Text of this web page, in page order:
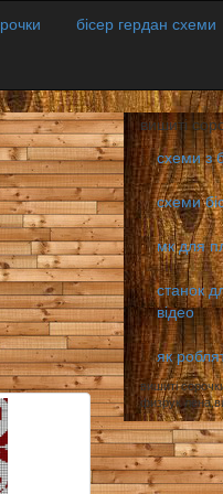
бісер гердан схеми
вишиті
схеми з
схеми
мк для
станок
відео
як
вишиті
физрук